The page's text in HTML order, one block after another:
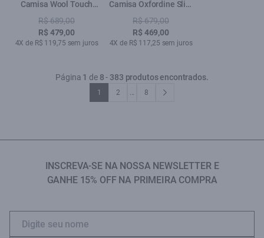
Camisa Wool Touch
Archer Irish Preto
R$ 689,00
R$ 479,00
4X de R$ 119,75 sem juros
Camisa Oxfordine Slim
Button Down Cinza Claro
R$ 679,00
R$ 469,00
4X de R$ 117,25 sem juros
Página 1 de 8- 383 produtos encontrados.
1 2 ... 8
INSCREVA-SE NA NOSSA NEWSLETTER E
GANHE 15% OFF NA PRIMEIRA COMPRA